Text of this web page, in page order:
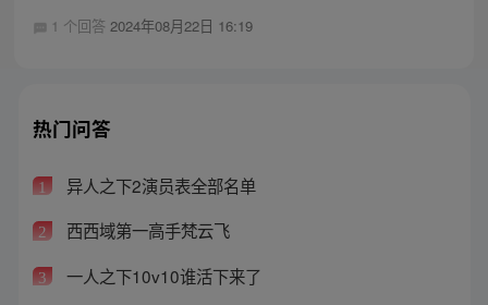
1 个回答 2024年08月22日 16:19
热门问答
1 异人之下2演员表全部名单
2 西西域第一高手梵云飞
3 一人之下10v10谁活下来了